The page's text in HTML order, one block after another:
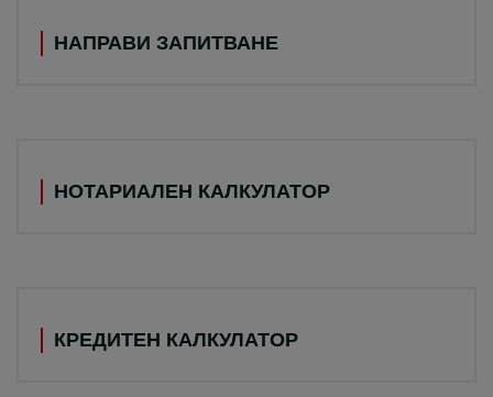
КРЕДИТЕН КАЛКУЛАТОР
НОТАРИАЛЕН КАЛКУЛАТОР
НАПРАВИ ЗАПИТВАНЕ